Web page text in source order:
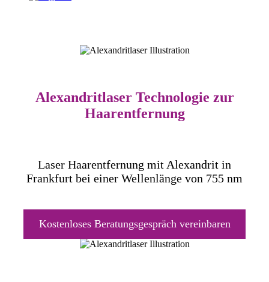
Alexandritlaser Technologie zur
Haarentfernung
Laser Haarentfernung mit Alexandrit in
Frankfurt bei einer Wellenlänge von 755 nm
Kostenloses Beratungsgespräch vereinbaren